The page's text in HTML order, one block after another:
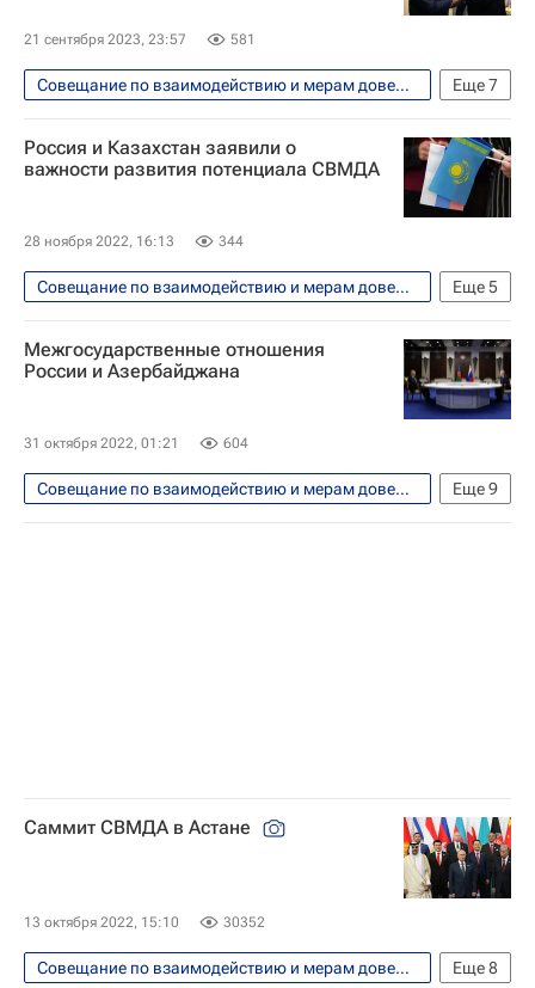
21 сентября 2023, 23:57 581
Еще7
Совещание по взаимодействию и мерам доверия в Азии (СВМДА)
Россия
В мире Мали
Куба
Сергей Лавров
Абдулай Диоп
Россия и Казахстан заявили о
важности развития потенциала СВМДА
28 ноября 2022, 16:13 344
Еще5
Совещание по взаимодействию и мерам доверия в Азии (СВМДА)
Владимир Путин
Россия
Казахстан
Касым-Жомарт Токаев
Межгосударственные отношения
России и Азербайджана
31 октября 2022, 01:21 604
Еще9
Совещание по взаимодействию и мерам доверия в Азии (СВМДА)
Справки
Ильхам Алиев
Саммит СВМДА в Астане
13 октября 2022, 15:10 30352
Еще8
Совещание по взаимодействию и мерам доверия в Азии (СВМДА)